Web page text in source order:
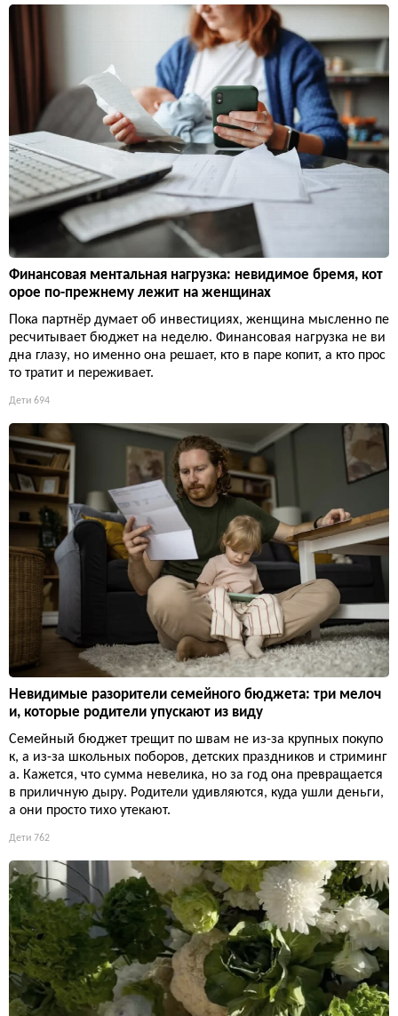
Финансовая ментальная нагрузка: невидимое бремя, кот
орое по-прежнему лежит на женщинах
Пока партнёр думает об инвестициях, женщина мысленно пе
ресчитывает бюджет на неделю. Финансовая нагрузка не ви
дна глазу, но именно она решает, кто в паре копит, а кто прос
то тратит и переживает.
Дети 694
Невидимые разорители семейного бюджета: три мелоч
и, которые родители упускают из виду
Семейный бюджет трещит по швам не из-за крупных покупо
к, а из-за школьных поборов, детских праздников и стриминг
а. Кажется, что сумма невелика, но за год она превращается
в приличную дыру. Родители удивляются, куда ушли деньги,
а они просто тихо утекают.
Дети 762